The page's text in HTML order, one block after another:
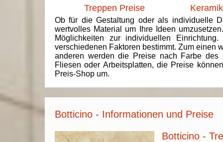
Treppen Preise
Ob für die Gestaltung oder als individuelle
wertvolles Material um Ihre Ideen
Möglichkeiten zur individuellen
verschiedenen Faktoren bestimmt. Zum einen
anderen werden die Preise nach Farbe des
Fliesen oder Arbeitsplatten, die Preise
Preis-Shop um.
Botticino - Informationen und Preise
Botticino -